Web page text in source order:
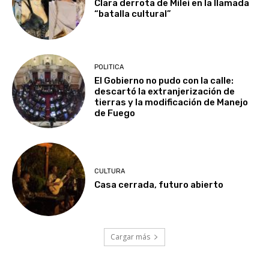
Clara derrota de Milei en la llamada
“batalla cultural”
POLITICA
El Gobierno no pudo con la calle:
descartó la extranjerización de
tierras y la modificación de Manejo
de Fuego
CULTURA
Casa cerrada, futuro abierto
Cargar más